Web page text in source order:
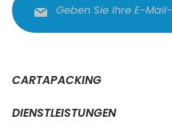
Sie
sich
CARTAPACKING
DIENSTLEISTUNGEN